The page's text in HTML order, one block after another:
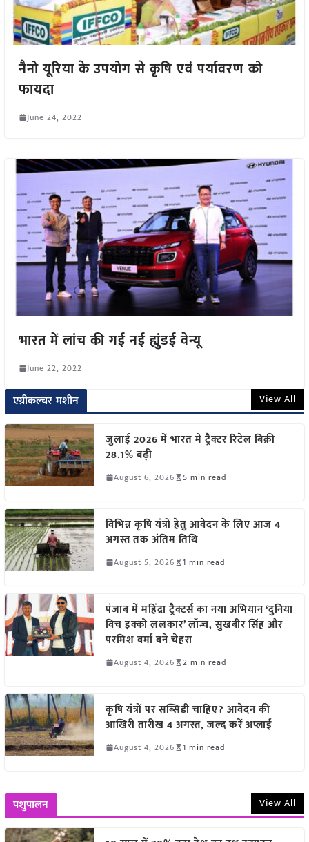
नैनो यूरिया के उपयोग से कृषि एवं पर्यावरण को
फायदा
June 24, 2022
भारत में लांच की गई नई ह्युंडई वेन्यू
June 22, 2022
एग्रीकल्चर मशीन View All
जुलाई 2026 में भारत में ट्रैक्टर रिटेल बिक्री
28.1% बढ़ी
August 6, 2026 5 min read
विभिन्न कृषि यंत्रों हेतु आवेदन के लिए आज 4
अगस्त तक अंतिम तिथि
August 5, 2026 1 min read
पंजाब में महिंद्रा ट्रैक्टर्स का नया अभियान ‘दुनिया
विच इक्को ललकार’ लॉन्च, सुखबीर सिंह और
परमिश वर्मा बने चेहरा
August 4, 2026 2 min read
कृषि यंत्रों पर सब्सिडी चाहिए? आवेदन की
आखिरी तारीख 4 अगस्त, जल्द करें अप्लाई
August 4, 2026 1 min read
पशुपालन View All